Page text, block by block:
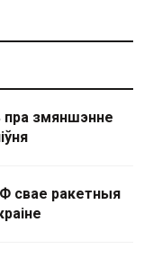
пра змяншэнне
свае ракетныя